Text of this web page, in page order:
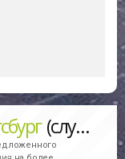
(слушать онлайн)